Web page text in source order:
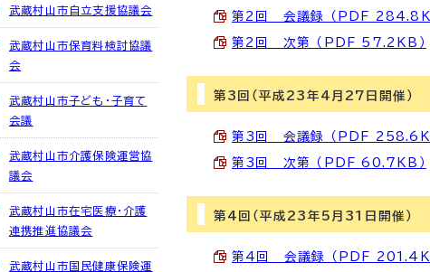
第2回 会議録 （PDF
第2回 次第 （PDF 57.2KB）
第3回（平成23年4月27日開催）
第3回 会議録 （PDF
第3回 次第 （PDF 60.7KB）
第4回（平成23年5月31日開催）
第4回 会議録 （PDF
武蔵村山市自立支援協議会
武蔵村山市保育料検討協議
会
武蔵村山市子ども・子育て
会議
武蔵村山市介護保険運営協
議会
武蔵村山市在宅医療・介護
連携推進協議会
武蔵村山市国民健康保険運